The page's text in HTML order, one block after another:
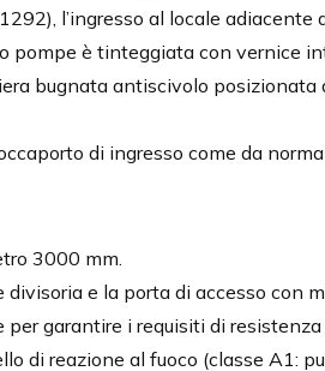
l’ingresso al locale adiacente
pompe è tinteggiata con vernice
bugnata antiscivolo posizionata
di ingresso come da
3000 mm.
e la porta di accesso con
garantire i requisiti di
di reazione al fuoco (classe A1: